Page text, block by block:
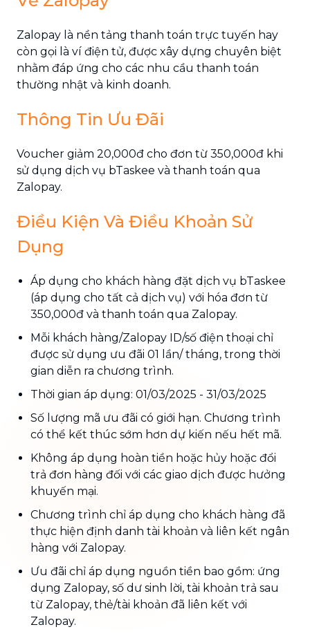
Zalopay là nền tảng thanh toán trực tuyến hay
còn gọi là ví điện tử, được xây dựng chuyên biệt
nhằm đáp ứng cho các nhu cầu thanh toán
thường nhật và kinh doanh.
Thông Tin Ưu Đãi
Voucher giảm 20,000đ cho đơn từ 350,000đ khi
sử dụng dịch vụ bTaskee và thanh toán qua
Zalopay.
Điều Kiện Và Điều Khoản Sử
Dụng
Áp dụng cho khách hàng đặt dịch vụ bTaskee
(áp dụng cho tất cả dịch vụ) với hóa đơn từ
350,000đ và thanh toán qua Zalopay.
Mỗi khách hàng/Zalopay ID/số điện thoại chỉ
được sử dụng ưu đãi 01 lần/ tháng, trong thời
gian diễn ra chương trình.
Thời gian áp dụng: 01/03/2025 - 31/03/2025
Số lượng mã ưu đãi có giới hạn. Chương trình
có thể kết thúc sớm hơn dự kiến nếu hết mã.
Không áp dụng hoàn tiền hoặc hủy hoặc đổi
trả đơn hàng đối với các giao dịch được hưởng
khuyến mại.
Chương trình chỉ áp dụng cho khách hàng đã
thực hiện định danh tài khoản và liên kết ngân
hàng với Zalopay.
Ưu đãi chỉ áp dụng nguồn tiền bao gồm: ứng
dụng Zalopay, số dư sinh lời, tài khoản trả sau
từ Zalopay, thẻ/tài khoản đã liên kết với
Zalopay.